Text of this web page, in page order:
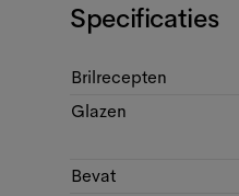
Specificaties
Brilrecepten
Glazen
Bevat